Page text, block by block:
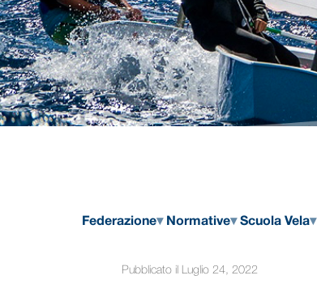
Federazione Normative Scuola Vela
Pubblicato il Luglio 24, 2022